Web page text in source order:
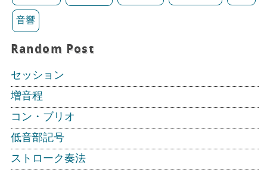
音響
Random Post
セッション
増音程
コン・ブリオ
低音部記号
ストローク奏法